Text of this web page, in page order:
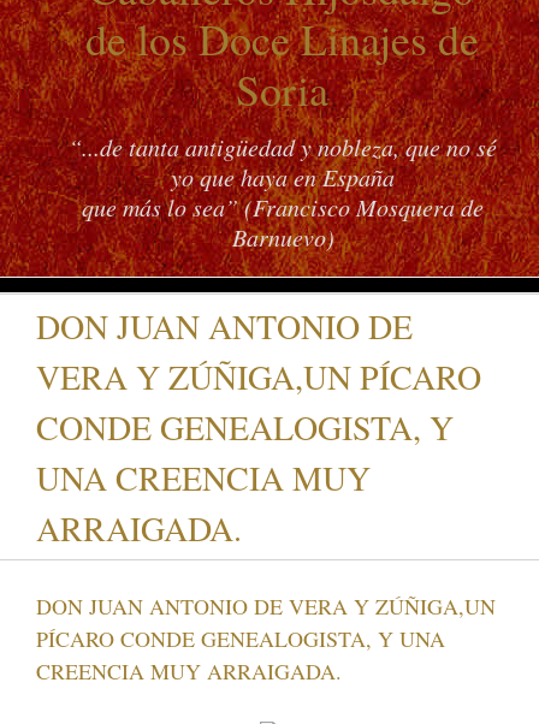
de los Doce Linajes de
Soria
“...de tanta antigüedad y nobleza, que no sé
yo que haya en España
que más lo sea” (Francisco Mosquera de
Barnuevo)
DON JUAN ANTONIO DE
VERA Y ZÚÑIGA,UN PÍCARO
CONDE GENEALOGISTA, Y
UNA CREENCIA MUY
ARRAIGADA.
DON JUAN ANTONIO DE VERA Y ZÚÑIGA,UN
PÍCARO CONDE GENEALOGISTA, Y UNA
CREENCIA MUY ARRAIGADA.